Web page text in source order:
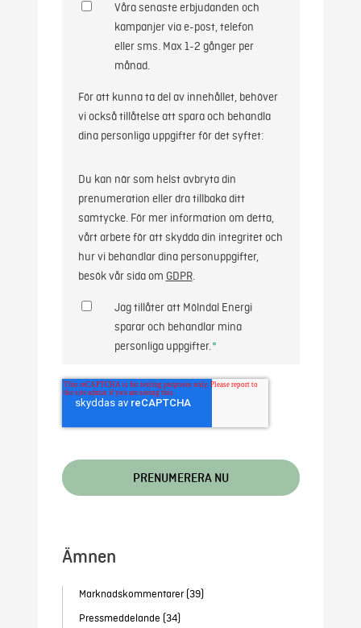
Våra senaste erbjudanden och
kampanjer via e-post, telefon
eller sms. Max 1-2 gånger per
månad.
För att kunna ta del av innehållet, behöver
vi också tillåtelse att spara och behandla
dina personliga uppgifter för det syftet:
Jag tillåter att Mölndal Energi
sparar och behandlar mina
personliga uppgifter.*
Du kan när som helst avbryta din
prenumeration eller dra tillbaka ditt
samtycke. För mer information om detta,
vårt arbete för att skydda din integritet och
hur vi behandlar dina personuppgifter,
besök vår sida om GDPR.
Ämnen
Marknadskommentarer (39)
Pressmeddelande (34)